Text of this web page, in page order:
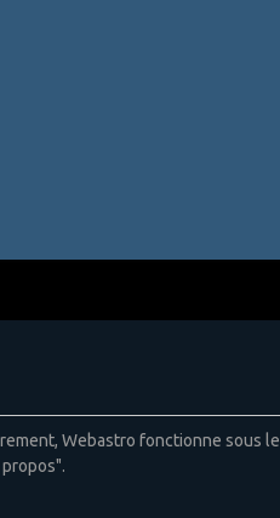
Webastro fonctionne sous le